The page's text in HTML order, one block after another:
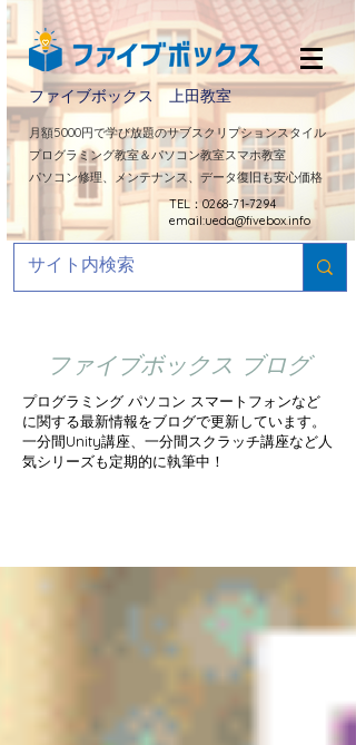
ファイブボックス 上田教室
​月額5000円で学び放題のサブスクリプションスタイル
プログラミング教室＆パソコン教室スマホ教室
パソコン修理、メンテナンス、データ復旧も安心価格
TEL：0268-71-7294
email:ueda@fivebox.info
ファイブボックス ブログ
プログラミング パソコン スマートフォンなど
に関する最新情報をブログで更新しています。
​一分間Unity講座、一分間スクラッチ講座など人
気シリーズも定期的に執筆中！